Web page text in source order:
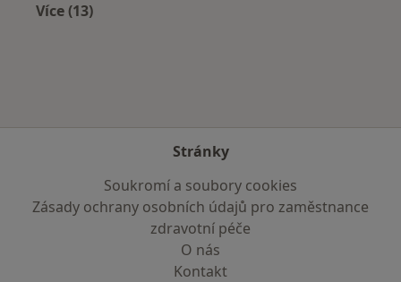
Více (13)
Stránky
Soukromí a soubory cookies
Zásady ochrany osobních údajů pro zaměstnance
zdravotní péče
O nás
Kontakt